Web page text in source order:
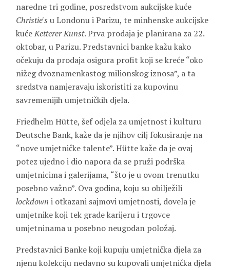
naredne tri godine, posredstvom aukcijske kuće
Christie's u Londonu i Parizu, te minhenske aukcijske
kućeKetterer Kunst. Prva prodaja je planirana za 22.
oktobar, u Parizu. Predstavnici banke kažu kako
očekuju da prodaja osigura profit koji se kreće “oko
nižeg dvoznamenkastog milionskog iznosa”, a ta
sredstva namjeravaju iskoristiti za kupovinu
savremenijih umjetničkih djela.
Friedhelm Hütte, šef odjela za umjetnost i kulturu
Deutsche Bank, kaže da je njihov cilj fokusiranje na
“nove umjetničke talente”. Hütte kaže da je ovaj
potez ujedno i dio napora da se pruži podrška
umjetnicima i galerijama, “što je u ovom trenutku
posebno važno”. Ova godina, koju su obilježili
lockdown i otkazani sajmovi umjetnosti, dovela je
umjetnike koji tek grade karijeru i trgovce
umjetninama u posebno neugodan položaj.
Predstavnici Banke koji kupuju umjetnička djela za
njenu kolekciju nedavno su kupovali umjetnička djela